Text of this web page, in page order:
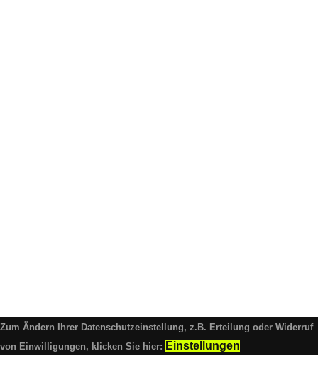
Zum Ändern Ihrer Datenschutzeinstellung, z.B. Erteilung oder Widerruf
von Einwilligungen, klicken Sie hier: Einstellungen